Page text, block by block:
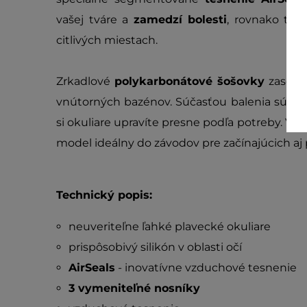
vašej tváre a zamedzí bolesti, rovnako tak
citlivých miestach.
Zrkadlové polykarbonátové šošovkyzase
vnútorných bazénov. Súčasťou balenia sú aj
si okuliare upravíte presne podľa potreby.
model ideálny do závodov pre začínajúcich aj
Technický popis:
neuveriteľne ľahké plavecké okuliare
prispôsobivý silikón v oblasti očí
AirSeals - inovatívne vzduchové tesnenie
3 vymeniteľné nosníky